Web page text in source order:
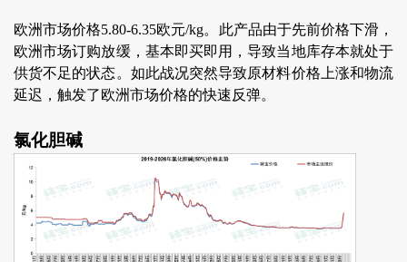
欧洲市场价格5.80-6.35欧元/kg。此产品由于先前价格下滑，
欧洲市场订购放缓，基本即买即用，导致当地库存本就处于
供货不足的状态。如此战况突然导致原材料价格上涨和物流
延迟，触发了欧洲市场价格的快速反弹。
氯化胆碱